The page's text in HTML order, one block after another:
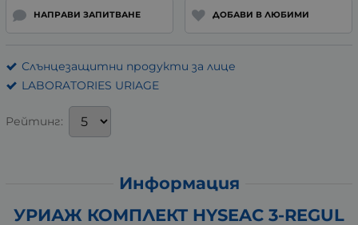
НАПРАВИ ЗАПИТВАНЕ ДОБАВИ В ЛЮБИМИ
Слънцезащитни продукти за лице
LABORATORIES URIAGE
Рейтинг:
Информация
УРИАЖ КОМПЛЕКТ HYSEAC 3-REGUL